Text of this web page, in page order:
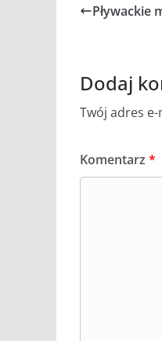
Pływackie
Dodaj
Twój adres
Komentarz *